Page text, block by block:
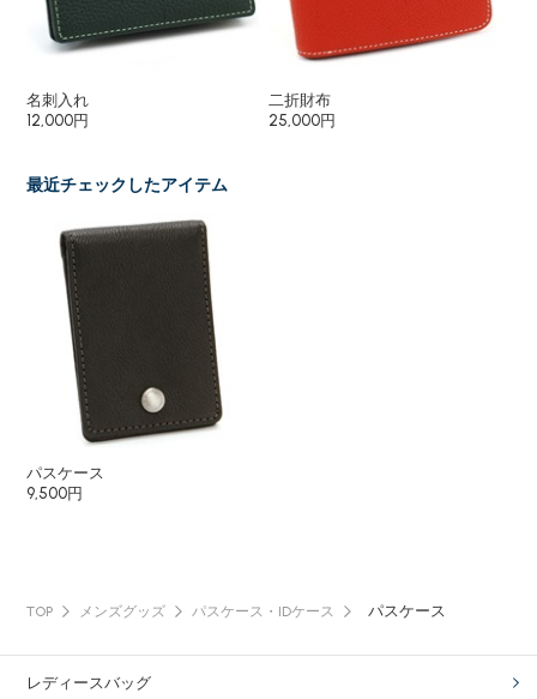
名刺入れ
12,000円
二折財布
25,000円
最近チェックしたアイテム
パスケース
9,500円
TOP メンズグッズ パスケース・IDケース パスケース
レディースバッグ